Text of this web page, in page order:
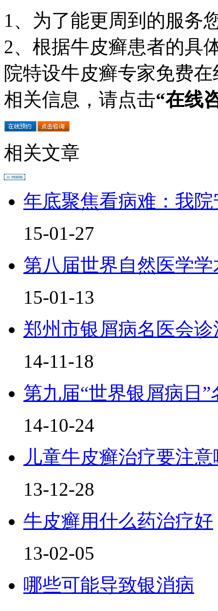
1、为了能更周到的服务
2、根据牛皮癣患者的具
院特设牛皮癣专家免费
相关信息，请点击“在线
相关文章
年底聚焦看病难：我
15-01-27
第八届世界自然医学
15-01-13
郑州市银屑病名医会
14-11-18
第九届“世界银屑病日”
14-10-24
儿童牛皮癣治疗要注
13-12-28
牛皮癣用什么药治疗好
13-02-05
哪些可能导致银消病